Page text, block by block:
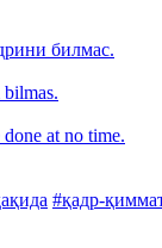
билмас.
at no time.
#қадр-